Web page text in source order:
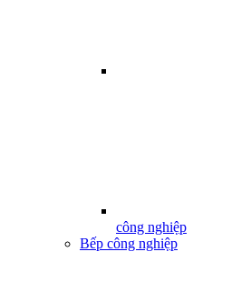
công nghiệp
Bếp công nghiệp